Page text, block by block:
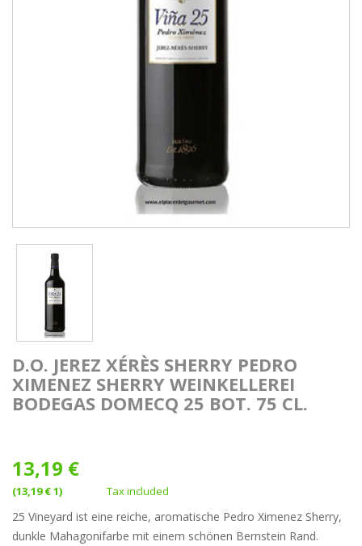
D.O. JEREZ XÉRÈS SHERRY PEDRO
XIMENEZ SHERRY WEINKELLEREI
BODEGAS DOMECQ 25 BOT. 75 CL.
13,19 €
(13,19 € 1) Tax included
25 Vineyard ist eine reiche, aromatische Pedro Ximenez Sherry,
dunkle Mahagonifarbe mit einem schönen Bernstein Rand.